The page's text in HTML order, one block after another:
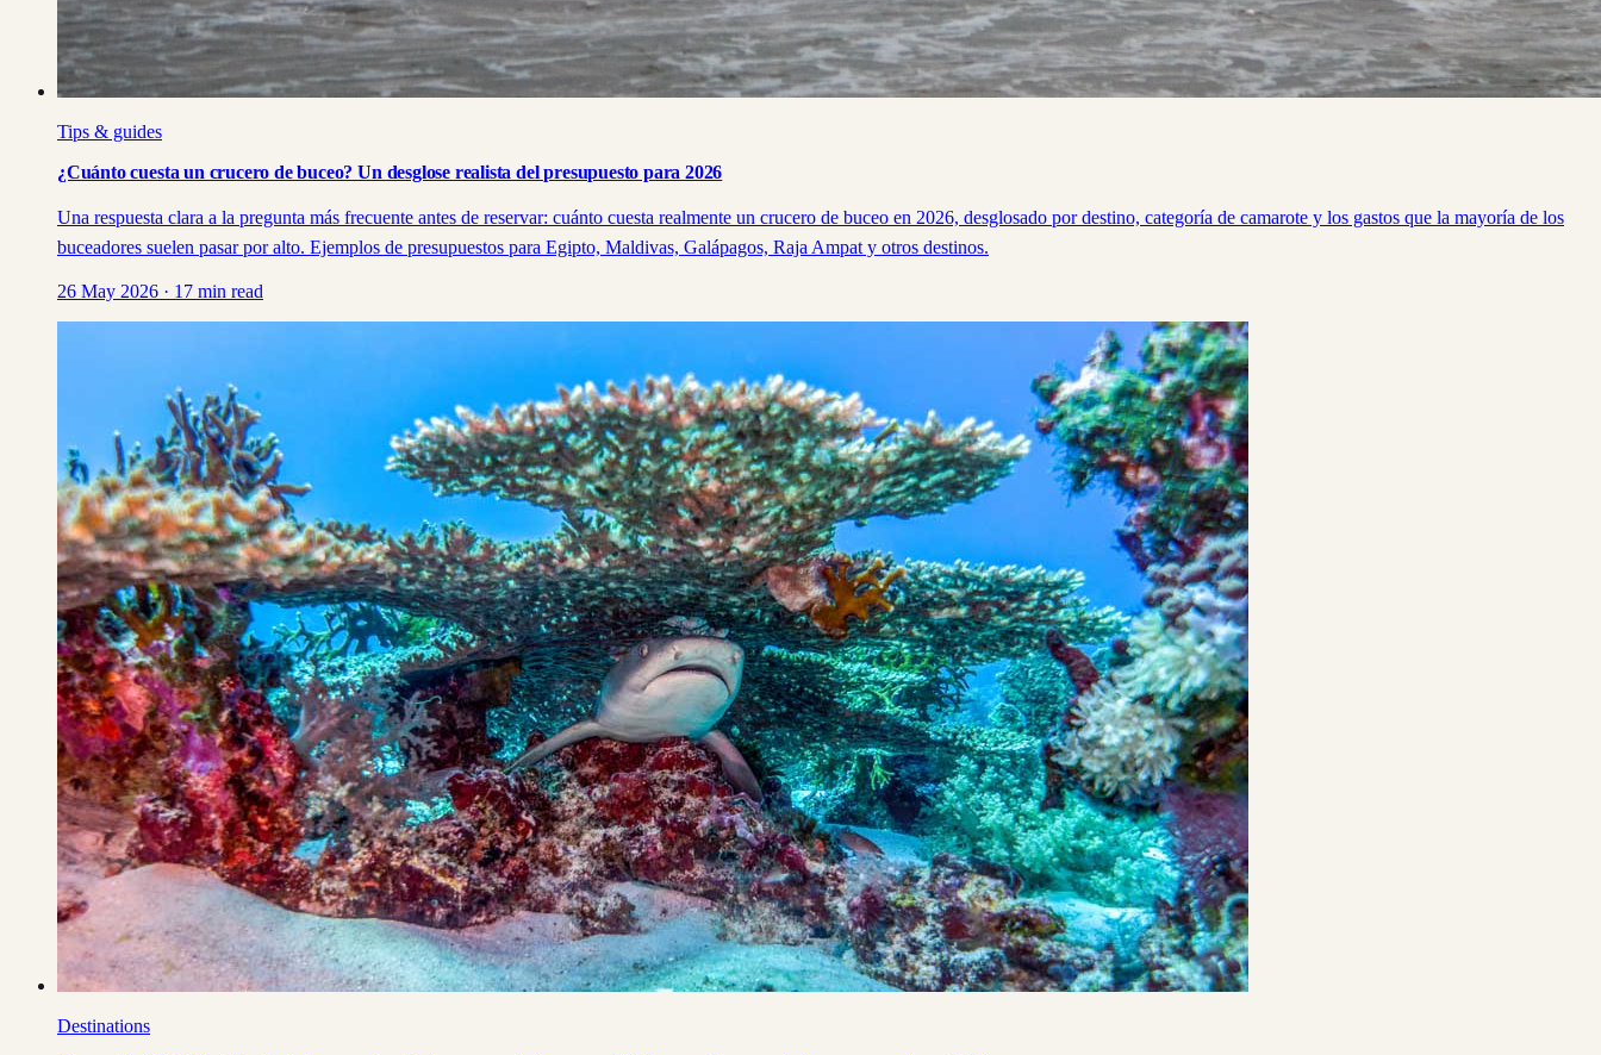
Tips & guides
¿Cuánto cuesta un crucero de buceo? Un desglose realista del presupuesto para 2026
Una respuesta clara a la pregunta más frecuente antes de reservar: cuánto cuesta realmente un crucero de buceo en 2026, desglosado por destino, categoría de camarote y los gastos que la mayoría de los
buceadores suelen pasar por alto. Ejemplos de presupuestos para Egipto, Maldivas, Galápagos, Raja Ampat y otros destinos.
26 May 2026 · 17 min read
Destinations